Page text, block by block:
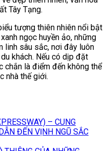
Tây Tạng.
tượng thiên nhiên nổi bật
ngọc huyền ảo, những
linh sâu sắc, nơi đây luôn
khách. Nếu có dịp đặt
chắn là điểm đến không thể
nhà thế giới.
– CUNG
ĐẾN VỊNH NGŨ SẮC